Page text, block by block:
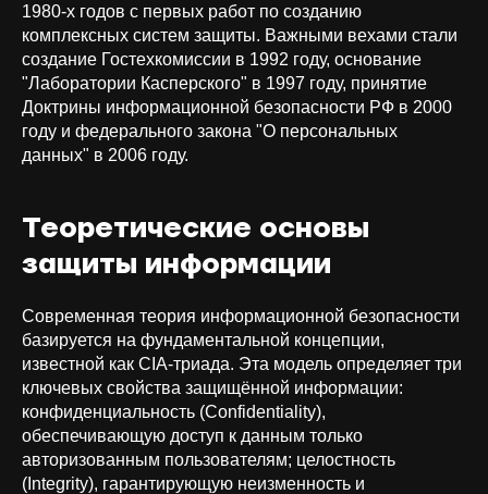
1980-х годов с первых работ по созданию
комплексных систем защиты. Важными вехами стали
создание Гостехкомиссии в 1992 году, основание
"Лаборатории Касперского" в 1997 году, принятие
Доктрины информационной безопасности РФ в 2000
году и федерального закона "О персональных
данных" в 2006 году.
Теоретические основы
защиты информации
Современная теория информационной безопасности
базируется на фундаментальной концепции,
известной как CIA-триада. Эта модель определяет три
ключевых свойства защищённой информации:
конфиденциальность (Confidentiality),
обеспечивающую доступ к данным только
авторизованным пользователям; целостность
(Integrity), гарантирующую неизменность и